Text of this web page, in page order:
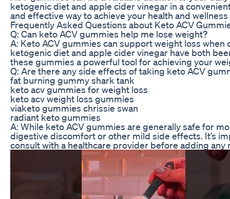
ketogenic diet and apple cider vinegar in a
and effective way to achieve your health and wellness
Frequently Asked Questions about Keto ACV
Q: Can keto ACV gummies help me lose weight?
A: Keto ACV gummies can support weight loss
ketogenic diet and apple cider vinegar have both
these gummies a powerful tool for achieving your
Q: Are there any side effects of taking keto ACV
fat burning gummy shark tank
keto acv gummies for weight loss
keto acv weight loss gummies
viaketo gummies chrissie swan
radiant keto gummies
A: While keto ACV gummies are generally safe for
digestive discomfort or other mild side effects. It’s
consult with a healthcare provider before adding